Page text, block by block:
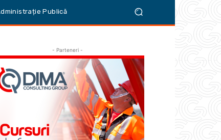
Publică
- Parteneri -